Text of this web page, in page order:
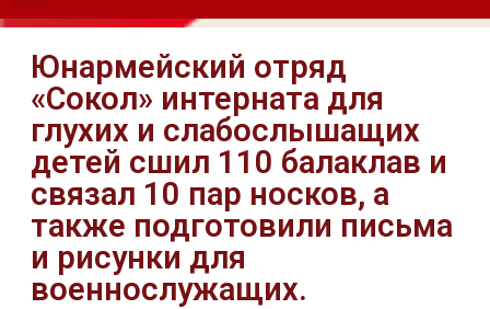
Юнармейский отряд
«Сокол» интерната для
глухих и слабослышащих
детей сшил 110 балаклав и
связал 10 пар носков, а
также подготовили письма
и рисунки для
военнослужащих.